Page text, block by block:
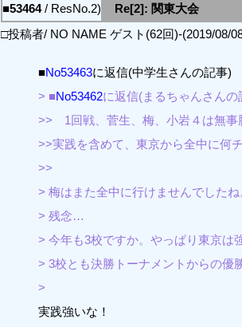
■53464/ ResNo.2)
Re[2]: 関東大会
□投稿者/ NO NAME ゲスト(62回)-(2019/08/
■No53463に返信(中学生さんの記事)
> ■No53462に返信(まるちゃんさんの
>> 1回戦、菅生、梅、小岩４は無事
>>実践を含めて、東京から全中に何
>>
> 梅はまた全中に行けませんでしたね
> 残念…
> 今年も3校ですか。やっぱり東京は
> 3校とも決勝トーナメントからの優
>
実践強いな！